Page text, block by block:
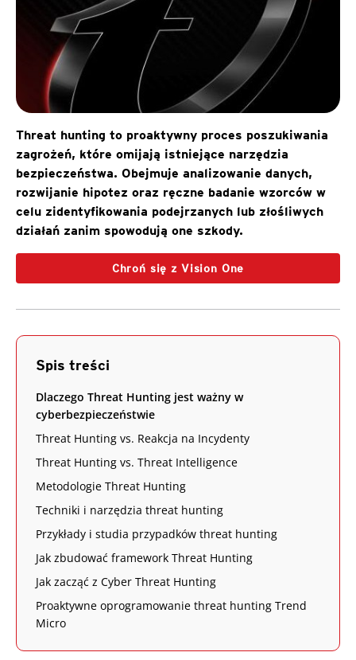
Threat hunting to proaktywny proces poszukiwania
zagrożeń, które omijają istniejące narzędzia
bezpieczeństwa. Obejmuje analizowanie danych,
rozwijanie hipotez oraz ręczne badanie wzorców w
celu zidentyfikowania podejrzanych lub złośliwych
działań zanim spowodują one szkody.
Chroń się z Vision One
Spis treści
Dlaczego Threat Hunting jest ważny w
cyberbezpieczeństwie
Threat Hunting vs. Reakcja na Incydenty
Threat Hunting vs. Threat Intelligence
Metodologie Threat Hunting
Techniki i narzędzia threat hunting
Przykłady i studia przypadków threat hunting
Jak zbudować framework Threat Hunting
Jak zacząć z Cyber Threat Hunting
Proaktywne oprogramowanie threat hunting Trend
Micro